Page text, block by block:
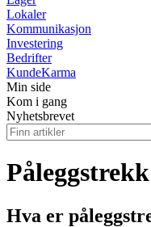
Lokaler
Kommunikasjon
Investering
Bedrifter
KundeKarma
Min side
Kom i gang
Nyhetsbrevet
Hva er